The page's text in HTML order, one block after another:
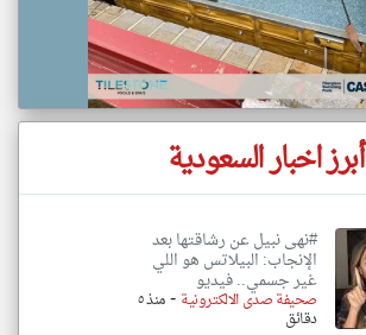
أبرز اخبار السعودية
#نهى نبيل عن رشاقتها بعد
الإنجاب: البيلاتس هو اللي
غير جسمي.. فيديو
صحيفة صدى الالكترونية - منذ ٥
دقائق